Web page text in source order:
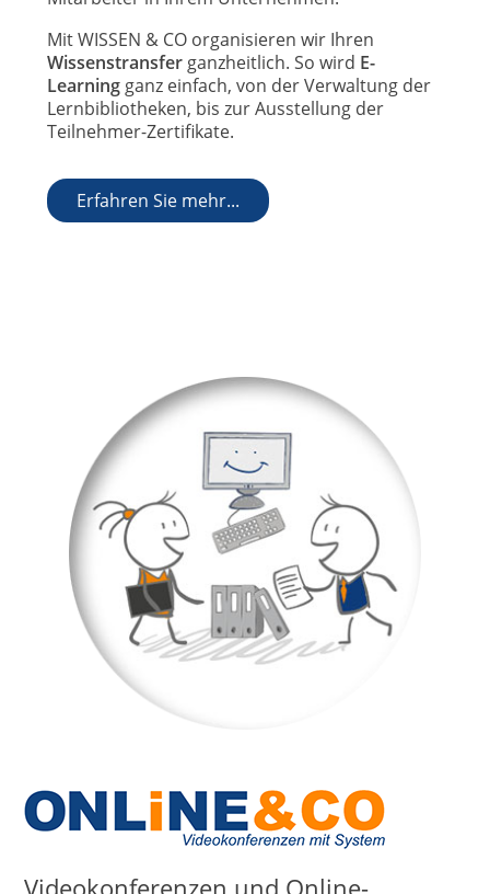
Mit WISSEN & CO organisieren wir Ihren
Wissenstransferganzheitlich. So wird E-
Learningganz einfach, von der Verwaltung der
Lernbibliotheken, bis zur Ausstellung der
Teilnehmer-Zertifikate.
Erfahren Sie mehr...
Videokonferenzen und Online-